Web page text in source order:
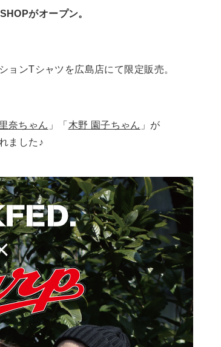
がオープン。
ョンTシャツを広島店にて限定販売。
奈ちゃん 」「 木野 園子ちゃん 」が
ました♪